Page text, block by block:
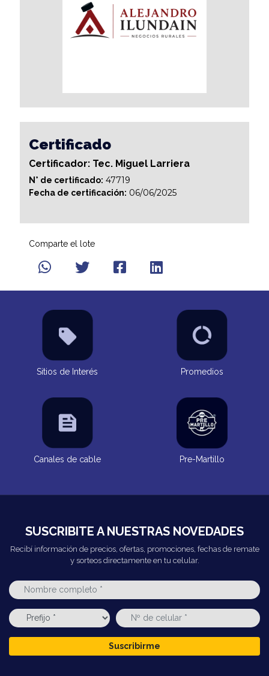
Certificado
Certificador: Tec. Miguel Larriera
N° de certificado: 47719
Fecha de certificación: 06/06/2025
Comparte el lote
Sitios de Interés Promedios
Canales de cable Pre-Martillo
SUSCRIBITE A NUESTRAS NOVEDADES
Recibí información de precios, ofertas, promociones, fechas de remate
y sorteos directamente en tu celular.
Suscribirme